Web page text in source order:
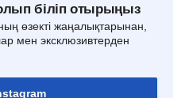
біліп отырыңыз
өзекті жаңалықтарынан,
мен эксклюзивтерден